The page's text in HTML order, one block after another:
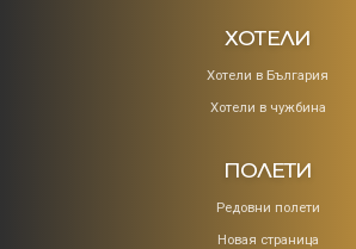
ХОТЕЛИ
Хотели в България
Хотели в чужбина
ПОЛЕТИ
Редовни полети
Новая страница